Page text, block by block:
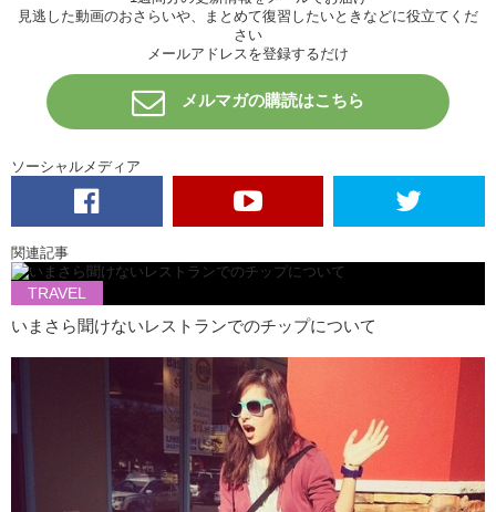
見逃した動画のおさらいや、まとめて復習したいときなどに役立てくだ
さい
メールアドレスを登録するだけ
メルマガの購読はこちら
ソーシャルメディア
関連記事
TRAVEL
いまさら聞けないレストランでのチップについて